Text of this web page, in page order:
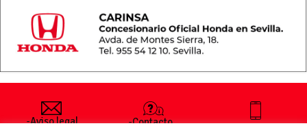
-Aviso legal
-Contacto
+34 627 35